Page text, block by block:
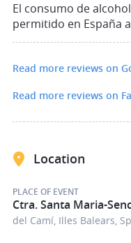
viticultores.
aperitivos locales:
mallorquines
con los vinos.
El consumo de
permitido en España
Read more reviews on
Read more reviews on
Location
PLACE OF EVENT
Ctra. Santa Maria-
del Camí, Illes Balears,